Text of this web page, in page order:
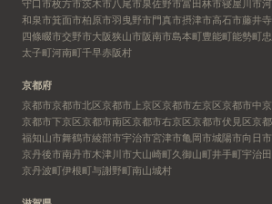
守口市枚方市茨木市八尾市泉佐野市富田林市寝屋川市
和泉市箕面市柏原市羽曳野市門真市摂津市高石市藤井
四條畷市交野市大阪狭山市阪南市島本町豊能町能勢町
太子町河南町千早赤阪村
京都府
京都市京都市北区京都市上京区京都市左京区京都市中
京都市下京区京都市南区京都市右京区京都市伏見区京
福知山市舞鶴市綾部市宇治市宮津市亀岡市城陽市向日市
京丹後市南丹市木津川市大山崎町久御山町井手町宇治
京丹波町伊根町与謝野町南山城村